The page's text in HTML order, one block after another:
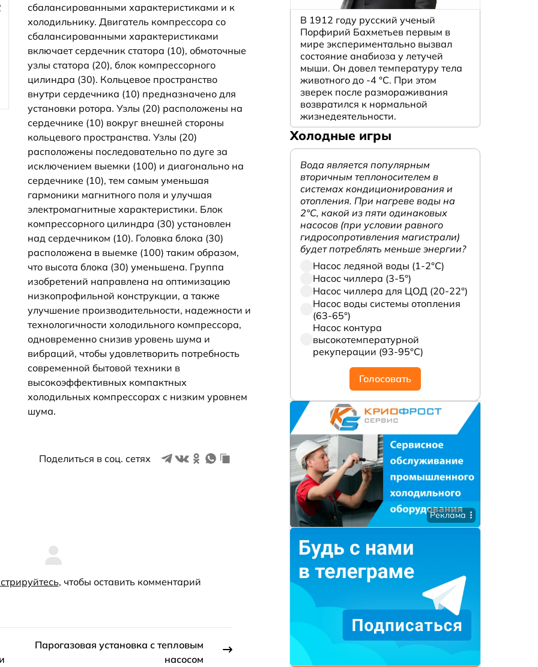
сбалансированными характеристиками и к
холодильнику. Двигатель компрессора со
сбалансированными характеристиками
включает сердечник статора (10), обмоточные
узлы статора (20), блок компрессорного
цилиндра (30). Кольцевое пространство
внутри сердечника (10) предназначено для
установки ротора. Узлы (20) расположены на
сердечнике (10) вокруг внешней стороны
кольцевого пространства. Узлы (20)
расположены последовательно по дуге за
исключением выемки (100) и диагонально на
сердечнике (10), тем самым уменьшая
гармоники магнитного поля и улучшая
электромагнитные характеристики. Блок
компрессорного цилиндра (30) установлен
над сердечником (10). Головка блока (30)
расположена в выемке (100) таким образом,
что высота блока (30) уменьшена. Группа
изобретений направлена на оптимизацию
низкопрофильной конструкции, а также
улучшение производительности, надежности и
технологичности холодильного компрессора,
одновременно снизив уровень шума и
вибраций, чтобы удовлетворить потребность
современной бытовой техники в
высокоэффективных компактных
холодильных компрессорах с низким уровнем
шума.
Поделиться в соц. сетях
, чтобы оставить комментарий
Парогазовая установка с тепловым
насосом
В 1912 году русский ученый
Порфирий Бахметьев первым в
мире экспериментально вызвал
состояние анабиоза у летучей
мыши. Он довел температуру тела
животного до -4 °C. При этом
зверек после размораживания
возвратился к нормальной
жизнедеятельности.
Холодные игры
Вода является популярным
вторичным теплоносителем в
системах кондиционирования и
отопления. При нагреве воды на
2°С, какой из пяти одинаковых
насосов (при условии равного
гидросопротивления магистрали)
будет потреблять меньше энергии?
Насос ледяной воды (1-2°С)
Насос чиллера (3-5°)
Насос чиллера для ЦОД (20-22°)
Насос воды системы отопления
(63-65°)
Насос контура
высокотемпературной
рекуперации (93-95°С)
Голосовать
Реклама